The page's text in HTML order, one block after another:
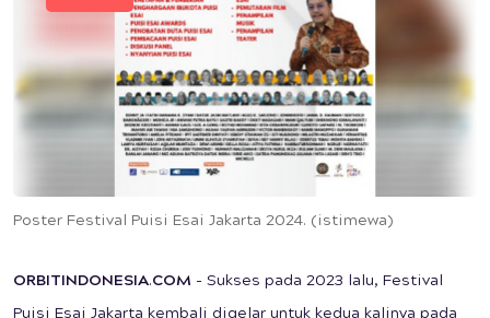
Poster Festival Puisi Esai Jakarta 2024. (istimewa)
ORBITINDONESIA.COM - Sukses pada 2023 lalu, Festival
Puisi Esai Jakarta kembali digelar untuk kedua kalinya pada